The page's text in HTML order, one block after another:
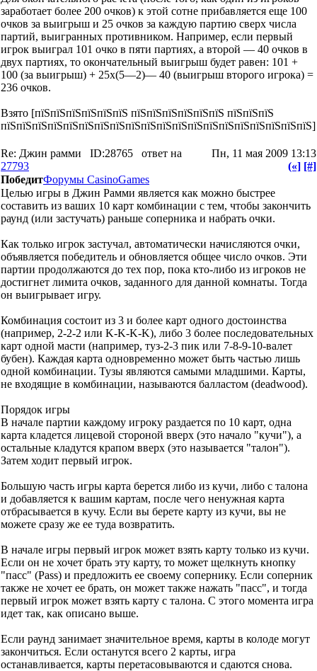
заработает более 200 очков) к этой сотне прибавляется еще 100
очков за выигрыш и 25 очков за каждую партию сверх числа
партий, выигранных противником. Например, если первый
игрок выиграл 101 очко в пяти партиях, а второй — 40 очков в
двух партиях, то окончательный выигрыш будет равен: 101 +
100 (за выигрыш) + 25х(5—2)— 40 (выигрыш второго игрока) =
236 очков.
Взято [пїЅпїЅпїЅпїЅпїЅпїЅ пїЅпїЅпїЅпїЅпїЅпїЅ пїЅпїЅпїЅ
пїЅпїЅпїЅпїЅпїЅпїЅпїЅпїЅпїЅпїЅпїЅпїЅпїЅпїЅпїЅпїЅпїЅпїЅпїЅпїЅ]
Re: Джин рамми ID:28765 ответ на
27793
Пн, 11 мая 2009 13:13
(«] [#]
ПобедитФорумы CasinoGames
Целью игры в Джин Рамми является как можно быстрее
составить из ваших 10 карт комбинации с тем, чтобы закончить
раунд (или застучать) раньше соперника и набрать очки.
Как только игрок застучал, автоматически начисляются очки,
объявляется победитель и обновляется общее число очков. Эти
партии продолжаются до тех пор, пока кто-либо из игроков не
достигнет лимита очков, заданного для данной комнаты. Тогда
он выигрывает игру.
Комбинация состоит из 3 и более карт одного достоинства
(например, 2-2-2 или K-K-K-K), либо 3 более последовательных
карт одной масти (например, туз-2-3 пик или 7-8-9-10-валет
бубен). Каждая карта одновременно может быть частью лишь
одной комбинации. Тузы являются самыми младшими. Карты,
не входящие в комбинации, называются балластом (deadwood).
Порядок игры
В начале партии каждому игроку раздается по 10 карт, одна
карта кладется лицевой стороной вверх (это начало "кучи"), а
остальные кладутся крапом вверх (это называется "талон").
Затем ходит первый игрок.
Большую часть игры карта берется либо из кучи, либо с талона
и добавляется к вашим картам, после чего ненужная карта
отбрасывается в кучу. Если вы берете карту из кучи, вы не
можете сразу же ее туда возвратить.
В начале игры первый игрок может взять карту только из кучи.
Если он не хочет брать эту карту, то может щелкнуть кнопку
"пасс" (Pass) и предложить ее своему сопернику. Если соперник
также не хочет ее брать, он может также нажать "пасс", и тогда
первый игрок может взять карту с талона. С этого момента игра
идет так, как описано выше.
Если раунд занимает значительное время, карты в колоде могут
закончиться. Если останутся всего 2 карты, игра
останавливается, карты перетасовываются и сдаются снова.